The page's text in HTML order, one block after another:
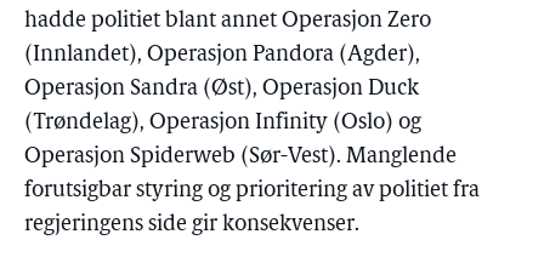
hadde politiet blant annet Operasjon Zero
(Innlandet), Operasjon Pandora (Agder),
Operasjon Sandra (Øst), Operasjon Duck
(Trøndelag), Operasjon Infinity (Oslo) og
Operasjon Spiderweb (Sør-Vest). Manglende
forutsigbar styring og prioritering av politiet fra
regjeringens side gir konsekvenser.